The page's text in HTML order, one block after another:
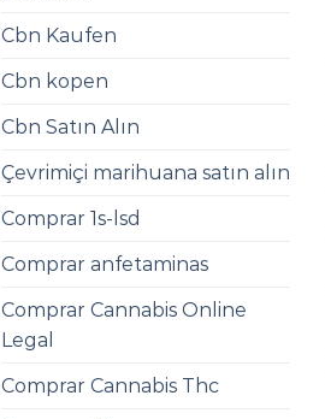
Cbn Kaufen
Cbn kopen
Cbn Satın Alın
Çevrimiçi marihuana satın alın
Comprar 1s-lsd
Comprar anfetaminas
Comprar Cannabis Online
Legal
Comprar Cannabis Thc